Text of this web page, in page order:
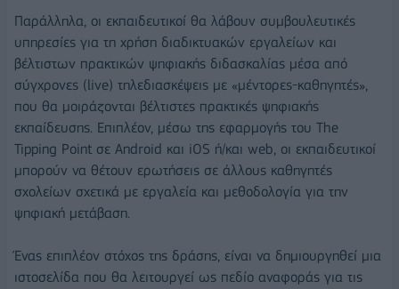
Παράλληλα, οι εκπαιδευτικοί θα λάβουν συμβουλευτικές
υπηρεσίες για τη χρήση διαδικτυακών εργαλείων και
βέλτιστων πρακτικών ψηφιακής διδασκαλίας μέσα από
σύγχρονες (live) τηλεδιασκέψεις με «μέντορες-καθηγητές»,
που θα μοιράζονται βέλτιστες πρακτικές ψηφιακής
εκπαίδευσης. Επιπλέον, μέσω της εφαρμογής του The
Tipping Point σε Android και iOS ή/και web, οι εκπαιδευτικοί
μπορούν να θέτουν ερωτήσεις σε άλλους καθηγητές
σχολείων σχετικά με εργαλεία και μεθοδολογία για την
ψηφιακή μετάβαση.
Ένας επιπλέον στόχος της δράσης, είναι να δημιουργηθεί μια
ιστοσελίδα που θα λειτουργεί ως πεδίο αναφοράς για τις